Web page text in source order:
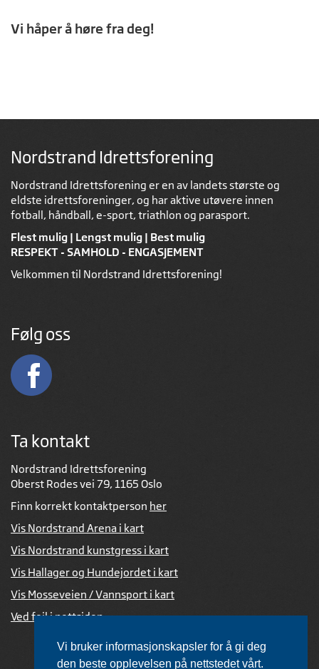
Vi bruker informasjonskapsler for å gi deg
den beste opplevelsen på nettstedet vårt.
Vi håper å høre fra deg!
Nordstrand Idrettsforening
Nordstrand Idrettsforening er en av landets største og
eldste idrettsforeninger, og har aktive utøvere innen
fotball, håndball, e-sport, triathlon og parasport.
Flest mulig | Lengst mulig | Best mulig
RESPEKT - SAMHOLD - ENGASJEMENT
Velkommen til Nordstrand Idrettsforening!
Følg oss
Ta kontakt
Nordstrand Idrettsforening
Oberst Rodes vei 79, 1165 Oslo
Finn korrekt kontaktperson her
Vis Nordstrand Arena i kart
Vis Nordstrand kunstgress i kart
Vis Hallager og Hundejordet i kart
Vis Mosseveien / Vannsport i kart
Ved feil i nettsiden